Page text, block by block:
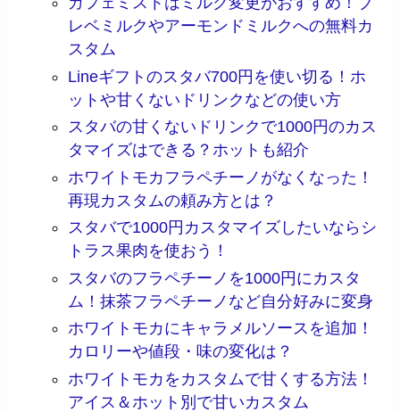
レベミルクやアーモンドミルクへの無料カ
スタム
Lineギフトのスタバ700円を使い切る！ホ
ットや甘くないドリンクなどの使い方
スタバの甘くないドリンクで1000円のカス
タマイズはできる？ホットも紹介
ホワイトモカフラペチーノがなくなった！
再現カスタムの頼み方とは？
スタバで1000円カスタマイズしたいならシ
トラス果肉を使おう！
スタバのフラペチーノを1000円にカスタ
ム！抹茶フラペチーノなど自分好みに変身
ホワイトモカにキャラメルソースを追加！
カロリーや値段・味の変化は？
ホワイトモカをカスタムで甘くする方法！
アイス＆ホット別で甘いカスタム